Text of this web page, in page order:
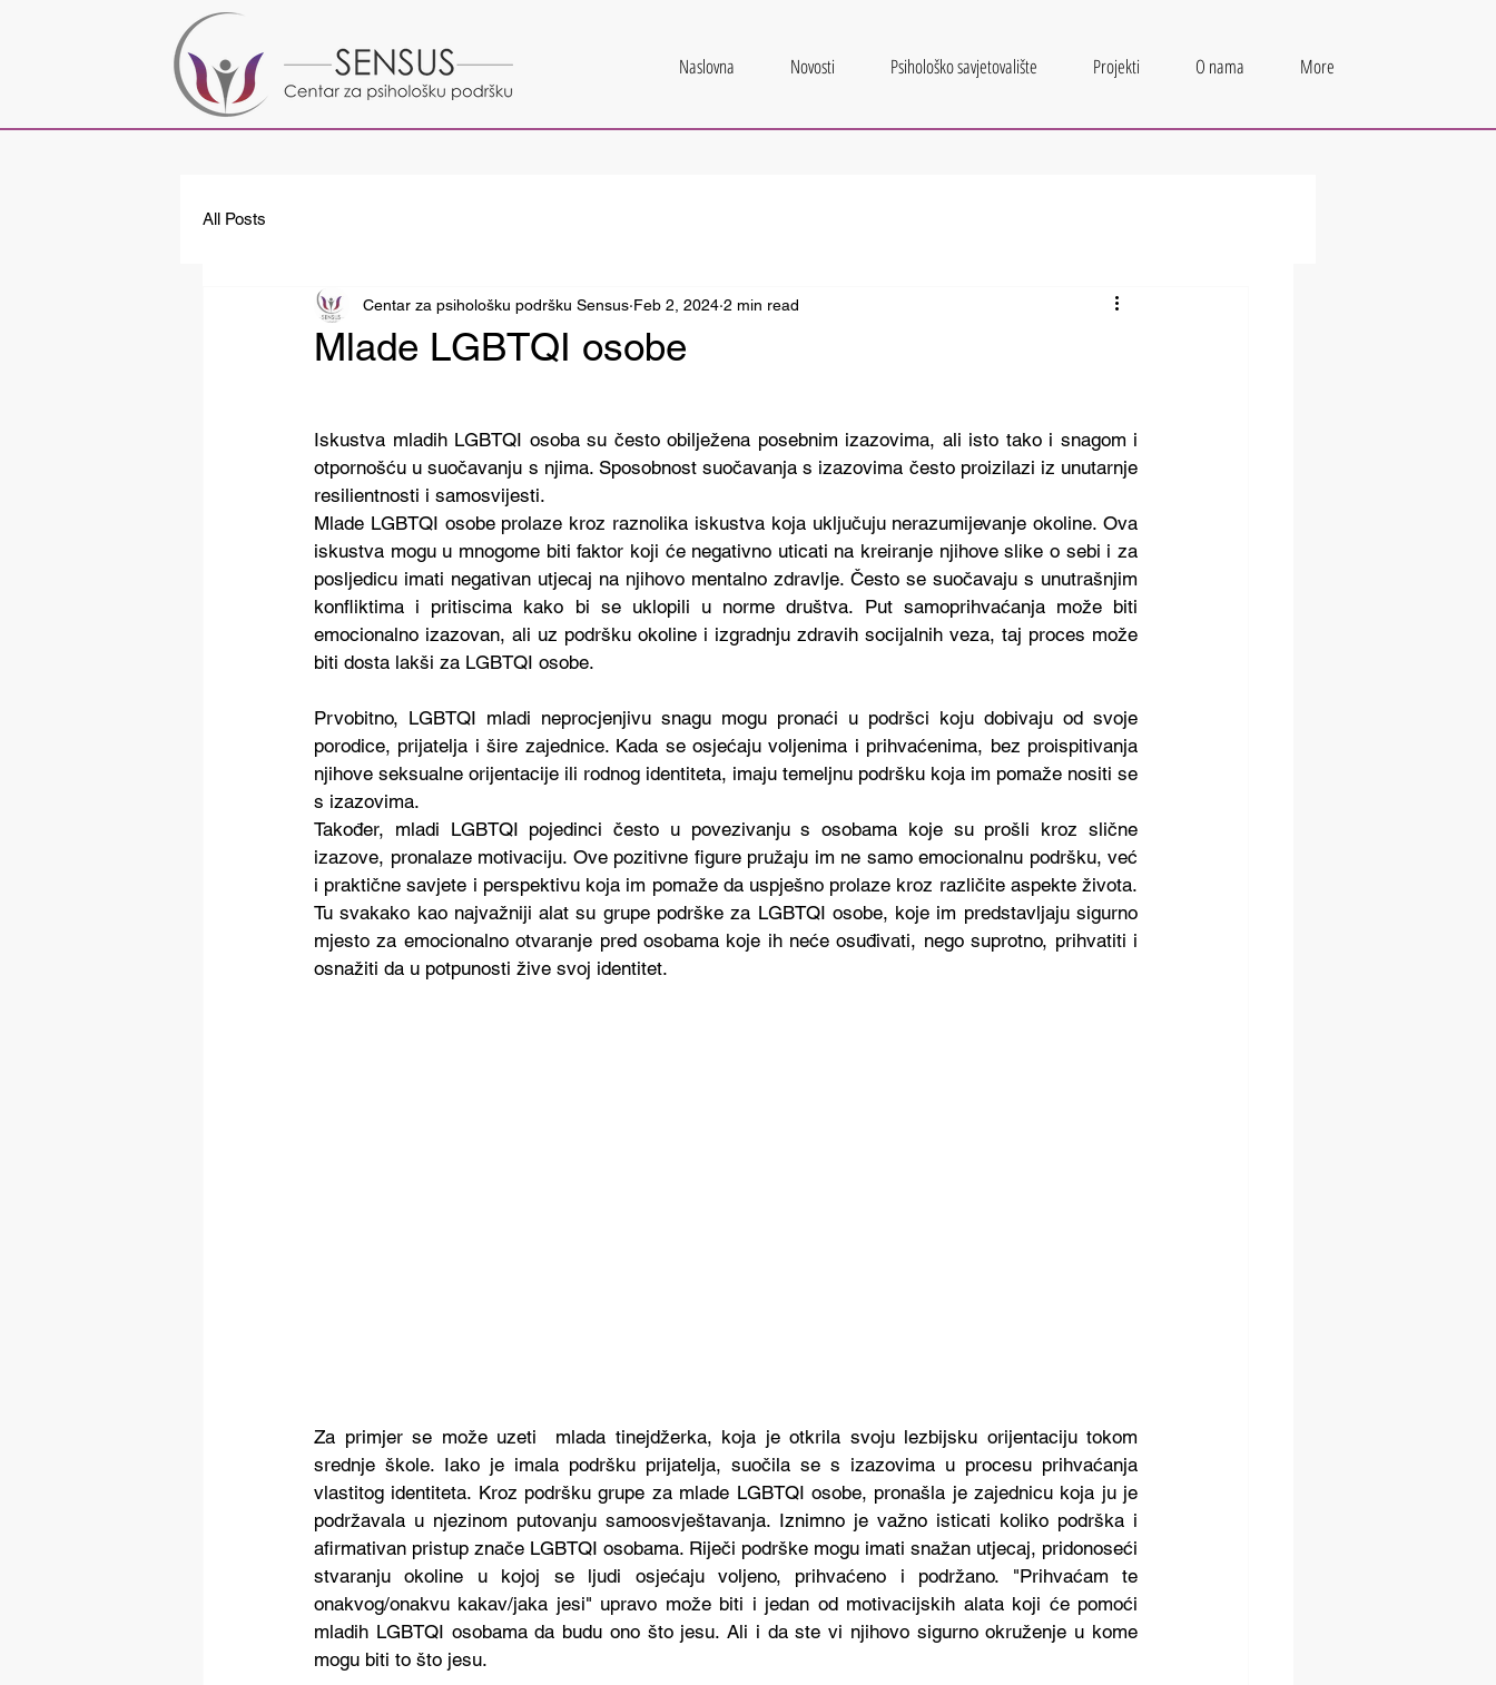
Naslovna Novosti Psihološko savjetovalište Projekti O nama More
All Posts
Mlade LGBTQI osobe
Centar za psihološku podršku Sensus Feb 2, 2024 2 min read
Iskustva mladih LGBTQI osoba su često obilježena posebnim izazovima, ali isto tako i snagom i
otpornošću u suočavanju s njima. Sposobnost suočavanja s izazovima često proizilazi iz unutarnje
resilientnosti i samosvijesti.
Mlade LGBTQI osobe prolaze kroz raznolika iskustva koja uključuju nerazumijevanje okoline. Ova
iskustva mogu u mnogome biti faktor koji će negativno uticati na kreiranje njihove slike o sebi i za
posljedicu imati negativan utjecaj na njihovo mentalno zdravlje. Često se suočavaju s unutrašnjim
konfliktima i pritiscima kako bi se uklopili u norme društva. Put samoprihvaćanja može biti
emocionalno izazovan, ali uz podršku okoline i izgradnju zdravih socijalnih veza, taj proces može
biti dosta lakši za LGBTQI osobe.
Prvobitno, LGBTQI mladi neprocjenjivu snagu mogu pronaći u podršci koju dobivaju od svoje
porodice, prijatelja i šire zajednice. Kada se osjećaju voljenima i prihvaćenima, bez proispitivanja
njihove seksualne orijentacije ili rodnog identiteta, imaju temeljnu podršku koja im pomaže nositi se
s izazovima.
Također, mladi LGBTQI pojedinci često u povezivanju s osobama koje su prošli kroz slične
izazove, pronalaze motivaciju. Ove pozitivne figure pružaju im ne samo emocionalnu podršku, već
i praktične savjete i perspektivu koja im pomaže da uspješno prolaze kroz različite aspekte života.
Tu svakako kao najvažniji alat su grupe podrške za LGBTQI osobe, koje im predstavljaju sigurno
mjesto za emocionalno otvaranje pred osobama koje ih neće osuđivati, nego suprotno, prihvatiti i
osnažiti da u potpunosti žive svoj identitet.
Za primjer se može uzeti  mlada tinejdžerka, koja je otkrila svoju lezbijsku orijentaciju tokom
srednje škole. Iako je imala podršku prijatelja, suočila se s izazovima u procesu prihvaćanja
vlastitog identiteta. Kroz podršku grupe za mlade LGBTQI osobe, pronašla je zajednicu koja ju je
podržavala u njezinom putovanju samoosvještavanja. Iznimno je važno isticati koliko podrška i
afirmativan pristup znače LGBTQI osobama. Riječi podrške mogu imati snažan utjecaj, pridonoseći
stvaranju okoline u kojoj se ljudi osjećaju voljeno, prihvaćeno i podržano. "Prihvaćam te
onakvog/onakvu kakav/jaka jesi" upravo može biti i jedan od motivacijskih alata koji će pomoći
mladih LGBTQI osobama da budu ono što jesu. Ali i da ste vi njihovo sigurno okruženje u kome
mogu biti to što jesu.